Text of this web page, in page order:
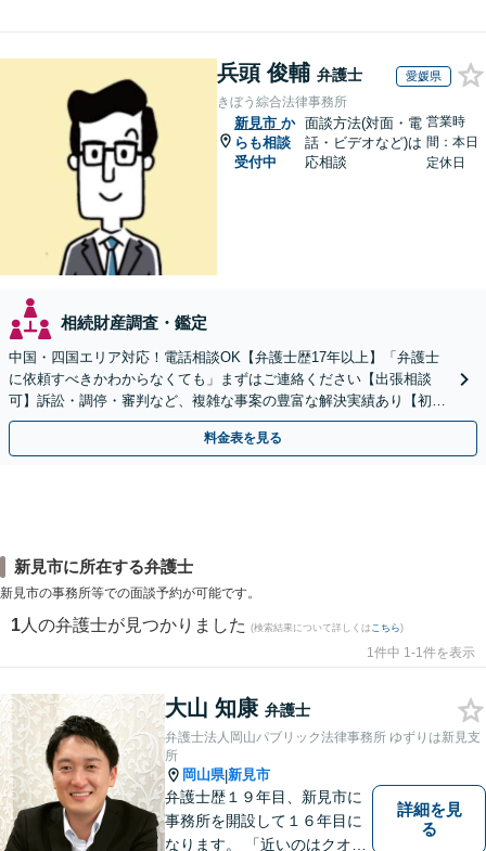
兵頭 俊輔 弁護士 愛媛県
きぼう綜合法律事務所
新見市 か
らも相談
受付中
面談方法(対面・電
話・ビデオなど)は
応相談
営業時
間：本日
定休日
相続財産調査・鑑定
中国・四国エリア対応！電話相談OK【弁護士歴17年以上】「弁護士
に依頼すべきかわからなくても」まずはご連絡ください【出張相談
可】訴訟・調停・審判など、複雑な事案の豊富な解決実績あり【初回
相談無料】初回面談のみで解決できるケースもあります
料金表を見る
新見市に所在する弁護士
新見市の事務所等での面談予約が可能です。
1 人の弁護士が見つかりました (検索結果について詳しくは こちら)
1件中 1-1件を表示
大山 知康 弁護士
弁護士法人岡山パブリック法律事務所 ゆずりは新見支
所
岡山県|新見市
弁護士歴１９年目、新見市に
事務所を開設して１６年目に
なります。 「近いのはクオリ
詳細を見
る